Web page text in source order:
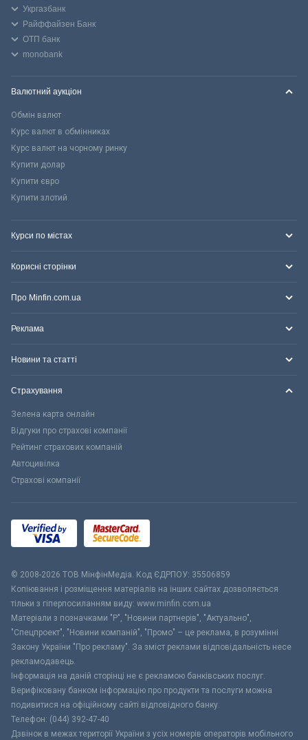
Укргазбанк
Райффайзен Банк
ОТП банк
monobank
Валютний аукціон
Обмін валют
Курс валют в обмінниках
Курс валют на чорному ринку
Купити долар
Купити євро
Купити злотий
Курси по містах
Корисні сторінки
Про Minfin.com.ua
Реклама
Новини та статті
Страхування
Зелена карта онлайн
Відгуки про страхові компанії
Рейтинг страхових компаній
Автоцивілка
Страхові компанії
© 2008-2026 ТОВ МiнфiнМедiа. Код ЄДРПОУ: 35506859
Копіювання і розміщення матеріалів на інших сайтах дозволяється
тільки з гіперпосиланням виду: www.minfin.com.ua
Матеріали з позначками "Р", "Новини партнерів", "Актуально",
"Спецпроект", "Новини компаній", "Промо" – це реклама, в розумінні
Закону України "Про рекламу". За зміст реклами відповідальність несе
рекламодавець.
Інформація на даній сторінці не є рекламою банківських послуг.
Верифіковану банком інформацію про продукти та послуги можна
подивитися на офіційному сайті відповідного банку.
Телефон: (044) 392-47-40
Дзвінок в межах території України з усіх номерів операторів мобільного